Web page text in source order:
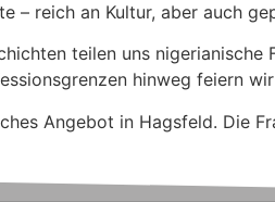
– reich an Kultur, aber auch
teilen uns
hinweg feiern
Angebot in Hagsfeld. Die